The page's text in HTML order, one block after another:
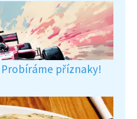
příznaky!